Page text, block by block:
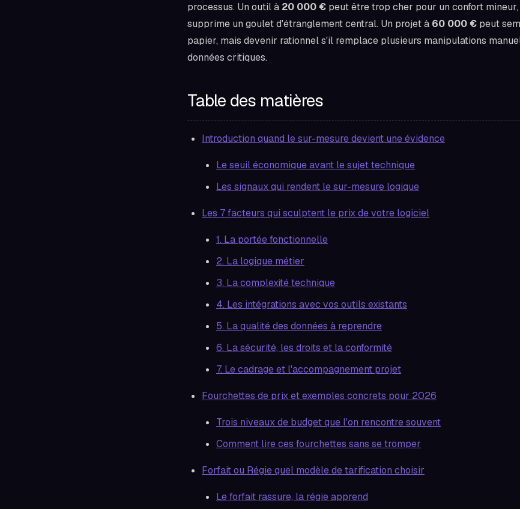
processus. Un outil à 20 000 € peut être trop cher pour un confort
supprime un goulet d'étranglement central. Un projet à 60 000 € peut
papier, mais devenir rationnel s'il remplace plusieurs manipulations
données critiques.
Table des matières
Introduction quand le sur-mesure devient une évidence
Le seuil économique avant le sujet technique
Les signaux qui rendent le sur-mesure logique
Les 7 facteurs qui sculptent le prix de votre logiciel
1. La portée fonctionnelle
2. La logique métier
3. La complexité technique
4. Les intégrations avec vos outils existants
5. La qualité des données à reprendre
6. La sécurité, les droits et la conformité
7. Le cadrage et l'accompagnement projet
Fourchettes de prix et exemples concrets pour 2026
Trois niveaux de budget que l'on rencontre souvent
Comment lire ces fourchettes sans se tromper
Forfait ou Régie quel modèle de tarification choisir
Le forfait rassure, la régie apprend